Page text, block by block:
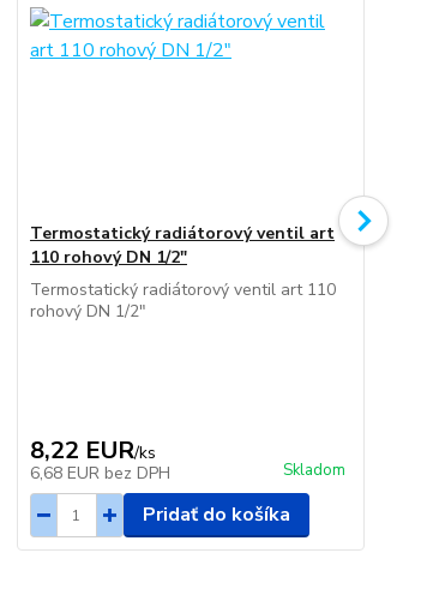
Termostatický radiátorový ventil art
110 rohový DN 1/2"
Termostatický radiátorový ventil art 110
rohový DN 1/2"
8,22 EUR/ks
6,68 EUR bez DPH Skladom
Pridať do košíka